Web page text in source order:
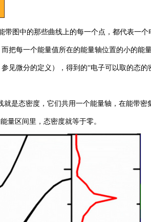
带图中的那些曲线上的每一个点，都代表一个
把每一个能量值所在的能量轴位置的小的能
见微分的定义），得到的“电子可以取的态的
是态密度，它们共用一个能量轴，在能带密
量区间里，态密度就等于零。